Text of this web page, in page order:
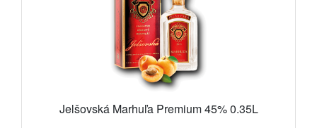
Jelšovská Marhuľa Premium 45% 0.35L